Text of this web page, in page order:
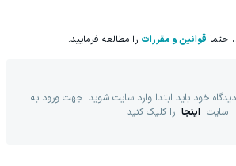
حتما قوانین و مقررات را مطالعه فرمایید.
خود باید ابتدا وارد سایت شوید. جهت ورود به
سایت اینجا را کلیک کنید